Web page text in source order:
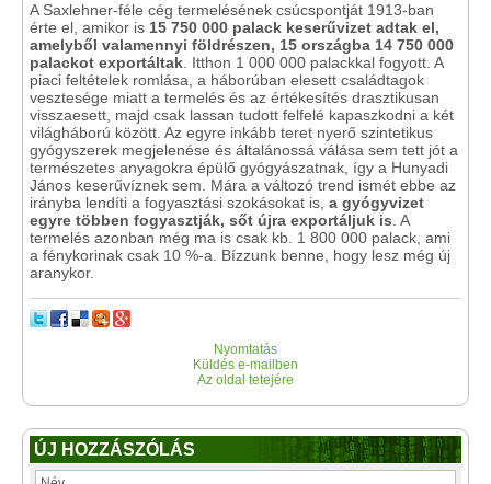
A Saxlehner-féle cég termelésének csúcspontját 1913-ban
érte el, amikor is 15 750 000 palack keserűvizet adtak el,
amelyből valamennyi földrészen, 15 országba 14 750 000
palackot exportáltak . Itthon 1 000 000 palackkal fogyott. A
piaci feltételek romlása, a háborúban elesett családtagok
vesztesége miatt a termelés és az értékesítés drasztikusan
visszaesett, majd csak lassan tudott felfelé kapaszkodni a két
világháború között. Az egyre inkább teret nyerő szintetikus
gyógyszerek megjelenése és általánossá válása sem tett jót a
természetes anyagokra épülő gyógyászatnak, így a Hunyadi
János keserűvíznek sem. Mára a változó trend ismét ebbe az
irányba lendíti a fogyasztási szokásokat is, a gyógyvizet
egyre többen fogyasztják, sőt újra exportáljuk is . A
termelés azonban még ma is csak kb. 1 800 000 palack, ami
a fénykorinak csak 10 %-a. Bízzunk benne, hogy lesz még új
aranykor.
Nyomtatás
Küldés e-mailben
Az oldal tetejére
ÚJ HOZZÁSZÓLÁS